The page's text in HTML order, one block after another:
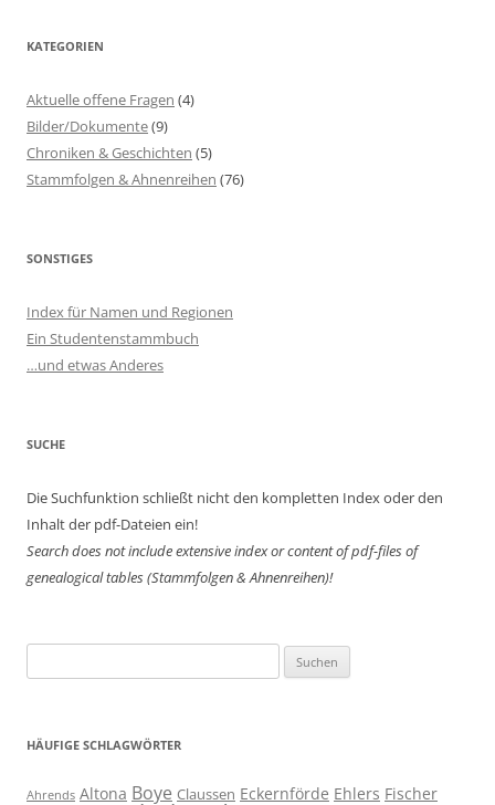
KATEGORIEN
Aktuelle offene Fragen (4)
Bilder/Dokumente(9)
Chroniken & Geschichten (5)
Stammfolgen & Ahnenreihen (76)
SONSTIGES
Index für Namen und Regionen
Ein Studentenstammbuch
…und etwas Anderes
SUCHE
Die Suchfunktion schließt nicht den kompletten Index oder den
Inhalt der pdf-Dateien ein!
Search does not include extensive index or content ofpdf-files of
genealogical tables (Stammfolgen & Ahnenreihen)!
nach:
HÄUFIGE SCHLAGWÖRTER
Ahrends Altona Boye Claussen Eckernförde Ehlers Fischer